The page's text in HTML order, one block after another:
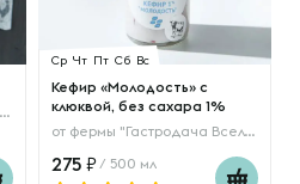
Ср Чт Пт Сб Вс
Кефир «Молодость» с
клюквой, без сахара 1%
от фермы "Гастродача Вселуг"
275 / 500 мл